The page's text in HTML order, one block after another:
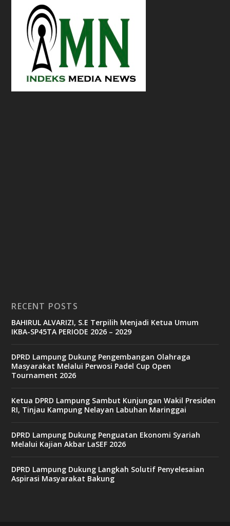
RECENT POSTS
BAHIRUL ALVARIZI, S.E Terpilih Menjadi Ketua Umum
IKBA-SP45TA PERIODE 2026 – 2029
DPRD Lampung Dukung Pengembangan Olahraga
Masyarakat Melalui Perwosi Padel Cup Open
Tournament 2026
Ketua DPRD Lampung Sambut Kunjungan Wakil Presiden
RI, Tinjau Kampung Nelayan Labuhan Maringgai
DPRD Lampung Dukung Penguatan Ekonomi Syariah
Melalui Kajian Akbar LaSEF 2026
DPRD Lampung Dukung Langkah Solutif Penyelesaian
Aspirasi Masyarakat Bakung